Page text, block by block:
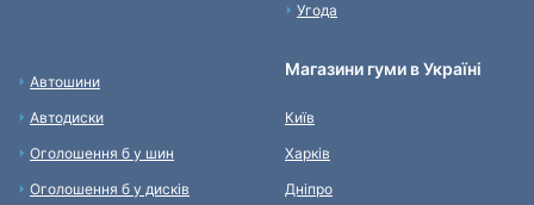
Угода
Автошини
Автодиски
Оголошення б у шин
Оголошення б у дисків
Магазини гуми в Україні
Київ
Харків
Дніпро